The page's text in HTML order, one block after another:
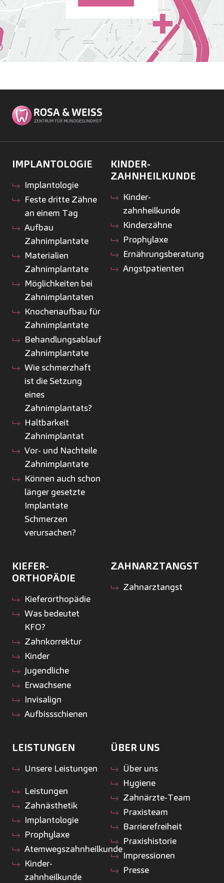
IMPLANTOLOGIE
Implantologie
Feste dritte Zähne
an einem Tag
Aufbau
Zahnimplantate
Materialien
Zahnimplantate
Möglichkeiten bei
Zahnimplantaten
Knochenaufbau für
Zahnimplantate
Behandlungsablauf
Zahnimplantate
Wie schmerzhaft
ist die Setzung
eines
Zahnimplantats?
Haltbarkeit
Zahnimplantat
Vor- und Nachteile
Zahnimplantate
Können auch schon
länger gesetzte
Implantate
Schmerzen
verursachen?
KINDER­
ZAHNHEILKUNDE
Kinder­
zahnheilkunde
Kinderzähne
Prophylaxe
Ernährungsberatung
Angstpatienten
KIEFER­
ORTHOPÄDIE
Kiefer­orthopädie
Was bedeutet
KFO?
Zahnkorrektur
Kinder
Jugendliche
Erwachsene
Invisalign
Aufbissschienen
ZAHNARZTANGST
Zahnarztangst
LEISTUNGEN
Unsere Leistungen
Leistungen
Zahnästhetik
Implantologie
Prophylaxe
Atemwegszahnheilkunde
Kinder­
zahnheilkunde
ÜBER UNS
Über uns
Hygiene
Zahnärzte-Team
Praxisteam
Barrierefreiheit
Praxishistorie
Impressionen
Presse